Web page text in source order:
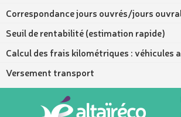
Correspondance jours ouvrés/jours
Seuil de rentabilité (estimation rapide)
Calcul des frais kilométriques : véhicules
Versement transport